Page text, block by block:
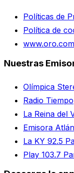
Políticas de
Política de
Nuestras
Olímpica
Radio Tiempo
La Reina del
Emisora
La KY 92.5
Play 103.7